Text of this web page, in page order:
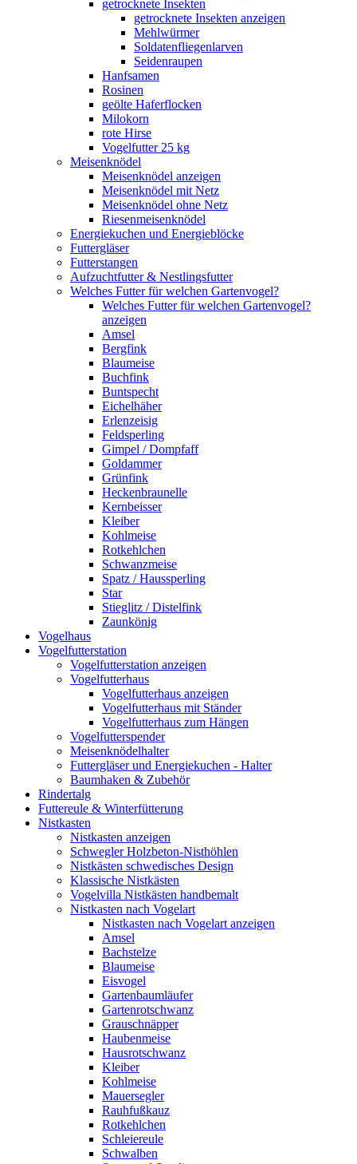
getrocknete Insekten
getrocknete Insekten anzeigen
Mehlwürmer
Soldatenfliegenlarven
Seidenraupen
Hanfsamen
Rosinen
geölte Haferflocken
Milokorn
rote Hirse
Vogelfutter 25 kg
Meisenknödel
Meisenknödel anzeigen
Meisenknödel mit Netz
Meisenknödel ohne Netz
Riesenmeisenknödel
Energiekuchen und Energieblöcke
Futtergläser
Futterstangen
Aufzuchtfutter & Nestlingsfutter
Welches Futter für welchen Gartenvogel?
Welches Futter für welchen Gartenvogel?
anzeigen
Amsel
Bergfink
Blaumeise
Buchfink
Buntspecht
Eichelhäher
Erlenzeisig
Feldsperling
Gimpel / Dompfaff
Goldammer
Grünfink
Heckenbraunelle
Kernbeisser
Kleiber
Kohlmeise
Rotkehlchen
Schwanzmeise
Spatz / Haussperling
Star
Stieglitz / Distelfink
Zaunkönig
Vogelhaus
Vogelfutterstation
Vogelfutterstation anzeigen
Vogelfutterhaus
Vogelfutterhaus anzeigen
Vogelfutterhaus mit Ständer
Vogelfutterhaus zum Hängen
Vogelfutterspender
Meisenknödelhalter
Futtergläser und Energiekuchen - Halter
Baumhaken & Zubehör
Rindertalg
Futtereule & Winterfütterung
Nistkasten
Nistkasten anzeigen
Schwegler Holzbeton-Nisthöhlen
Nistkästen schwedisches Design
Klassische Nistkästen
Vogelvilla Nistkästen handbemalt
Nistkasten nach Vogelart
Nistkasten nach Vogelart anzeigen
Amsel
Bachstelze
Blaumeise
Eisvogel
Gartenbaumläufer
Gartenrotschwanz
Grauschnäpper
Haubenmeise
Hausrotschwanz
Kleiber
Kohlmeise
Mauersegler
Rauhfußkauz
Rotkehlchen
Schleiereule
Schwalben